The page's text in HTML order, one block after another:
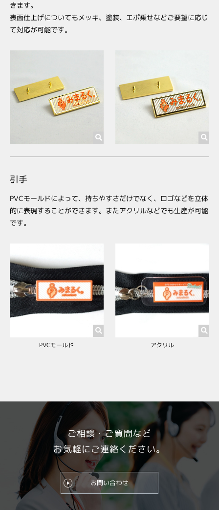
きます。
表面仕上げについてもメッキ、塗装、エポ乗せなどご要望に応じ
て対応が可能です。
PVCモールド アクリル
引手
PVCモールドによって、持ちやすさだけでなく、ロゴなどを立体
的に表現することができます。またアクリルなどでも生産が可能
です。
ご相談・ご質問など
お気軽にご連絡ください。
お問い合わせ